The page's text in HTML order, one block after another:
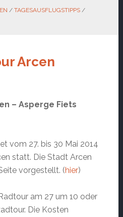
/ TAGESAUSFLUGSTIPPS /
Arcen
– Asperge Fiets
vom 27. bis 30 Mai 2014
statt. Die Stadt Arcen
vorgestellt. (hier)
am 27 um 10 oder
Die Kosten